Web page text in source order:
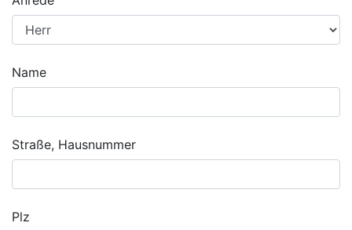
Name
Straße, Hausnummer
Plz